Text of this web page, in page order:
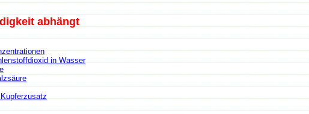
abhängt
in Wasser